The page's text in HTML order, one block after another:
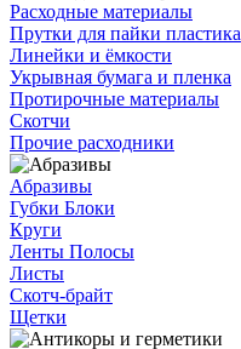
Расходные материалы
Прутки для пайки пластика
Линейки и ёмкости
Укрывная бумага и пленка
Протирочные материалы
Скотчи
Прочие расходники
Абразивы
Губки Блоки
Круги
Ленты Полосы
Листы
Скотч-брайт
Щетки